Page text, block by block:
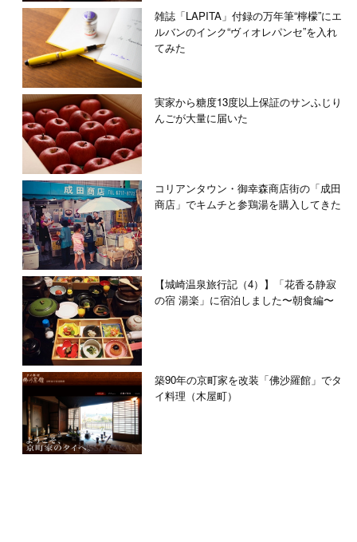
雑誌「LAPITA」付録の万年筆“檸檬”にエ
ルバンのインク“ヴィオレパンセ”を入れ
てみた
実家から糖度13度以上保証のサンふじり
んごが大量に届いた
コリアンタウン・御幸森商店街の「成田
商店」でキムチと参鶏湯を購入してきた
【城崎温泉旅行記（4）】「花香る静寂
の宿 湯楽」に宿泊しました〜朝食編〜
築90年の京町家を改装「佛沙羅館」でタ
イ料理（木屋町）